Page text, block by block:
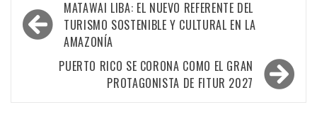
Navegación
de
entradas
MATAWAI LIBA: EL NUEVO REFERENTE DEL
TURISMO SOSTENIBLE Y CULTURAL EN LA
AMAZONÍA
PUERTO RICO SE CORONA COMO EL GRAN
PROTAGONISTA DE FITUR 2027